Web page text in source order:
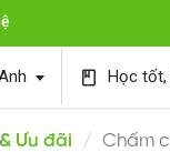
book Học tốt,
Ưu đãi Chấm